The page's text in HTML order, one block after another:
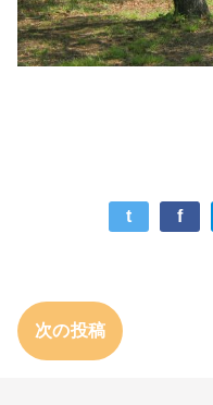
t f
次の投稿